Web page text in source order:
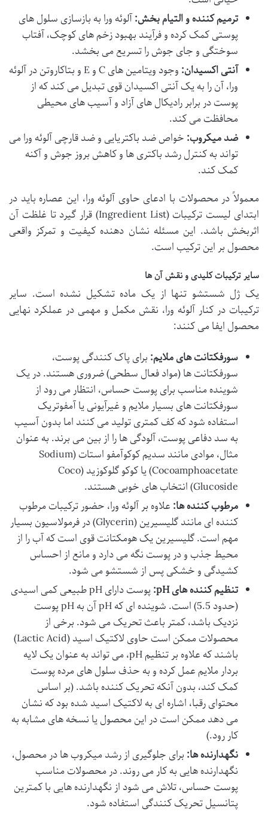
ترمیم کننده و التیام بخش:آلوئه ورا به بازسازی سلول های
پوستی کمک کرده و فرآیند بهبود زخم های کوچک، آفتاب
سوختگی و جای جوش را تسریع می بخشد.
آنتی اکسیدان:
وجود ویتامین های C و E و بتاکاروتن در آلوئه
ورا، آن را به یک آنتی اکسیدان قوی تبدیل می کند که از
پوست در برابر رادیکال های آزاد و آسیب های محیطی
محافظت می کند.
ضد میکروب: خواص ضد باکتریایی و ضد قارچی آلوئه ورا می
تواند به کنترل رشد باکتری ها و کاهش بروز جوش و آکنه
کمک کند.
معمولاً در محصولات با ادعای حاوی آلوئه ورا، این عصاره باید در
ابتدای لیست ترکیبات (Ingredient List) قرار گیرد تا غلظت آن
اثربخش باشد. این مسئله نشان دهنده کیفیت و تمرکز واقعی
محصول بر این ترکیب است.
سایر ترکیبات کلیدی و نقش آن ها
یک ژل شستشو تنها از یک ماده تشکیل نشده است. سایر
ترکیبات در کنار آلوئه ورا، نقش مکمل و مهمی در عملکرد نهایی
محصول ایفا می کنند:
سورفکتانت های ملایم: برای پاک کنندگی پوست،
سورفکتانت ها (مواد فعال سطحی) ضروری هستند. در یک
شوینده مناسب برای پوست حساس، انتظار می رود از
سورفکتانت های بسیار ملایم و غیرآیونی یا آمفوتریک
استفاده شود که کف کمتری تولید می کنند اما بدون آسیب
به سد دفاعی پوست، آلودگی ها را از بین می برند. به عنوان
مثال، موادی مانند سدیم کوکوآمفو استات (Sodium
Cocoamphoacetate) یا
کوکو گلوکوزید (Coco
Glucoside) انتخاب های خوبی هستند.
مرطوب کننده ها: علاوه بر آلوئه ورا، حضور ترکیبات مرطوب
کننده ای مانندگلیسیرین
(Glycerin) در فرمولاسیون بسیار
مهم است. گلیسیرین یک هومکتانت قوی است که آب را از
محیط جذب و در پوست نگه می دارد و مانع از احساس
کشیدگی و خشکی پس از شستشو می شود.
تنظیم کننده های pH:
پوست دارای pH طبیعی کمی اسیدی
(حدود 5.5) است. شوینده ای که pH آن به pH پوست
نزدیک باشد، کمتر باعث تحریک می شود. برخی از
محصولات ممکن است حاوی لاکتیک اسید
(Lactic Acid)
باشند که علاوه بر تنظیم pH، می تواند به عنوان یک لایه
بردار ملایم عمل کرده و به حذف سلول های مرده پوست
کمک کند، بدون آنکه تحریک کننده باشد. (بر اساس
محتوای رقبا، اشاره ای به لاکتیک اسید شده بود که نشان
می دهد ممکن است در این محصول یا نسخه های مشابه به
کار رود.)
نگهدارنده ها: برای جلوگیری از رشد میکروب ها در محصول،
نگهدارنده هایی به کار می روند. در محصولات مناسب
پوست حساس، تلاش می شود از نگهدارنده هایی با کمترین
پتانسیل تحریک کنندگی استفاده شود.